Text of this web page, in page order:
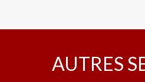
AUTRES